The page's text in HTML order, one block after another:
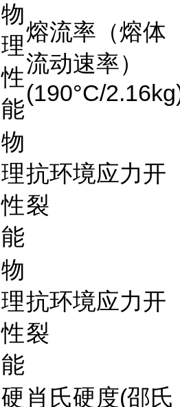
物
理
性
能
熔流率（熔体
流动速率）
(190°C/
物
理
性
能
抗环境应力开
裂
物
理
性
能
抗环境应力开
裂
硬 肖氏硬度(邵氏